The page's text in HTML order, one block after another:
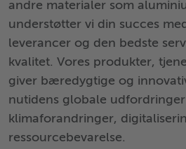
andre materialer som
understøtter vi din succes
leverancer og den bedste
kvalitet. Vores produkter,
giver bæredygtige og
nutidens globale
klimaforandringer,
ressourcebevarelse.